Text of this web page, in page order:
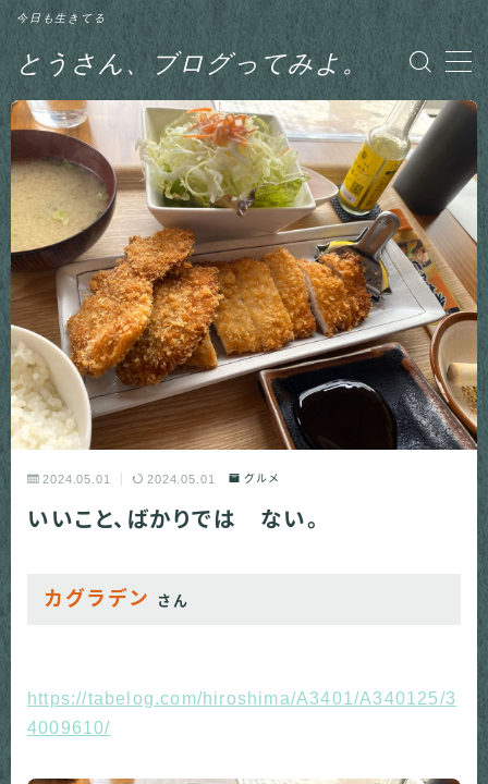
とうさん、ブログってみよ。
今日も生きてる
MENU
グルメ
日記
釣り
2024.05.01 2024.05.01 グルメ
いいこと、ばかりでは ない。
カグラデン さん
https://tabelog.com/hiroshima/A3401/A340125/3
4009610/